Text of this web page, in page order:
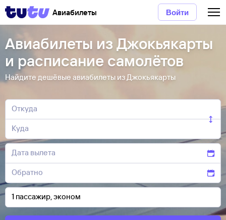
Авиабилеты Войти
Авиабилеты из Джокьякарты
и расписание самолётов
Найдите дешёвые авиабилеты из Джокьякарты